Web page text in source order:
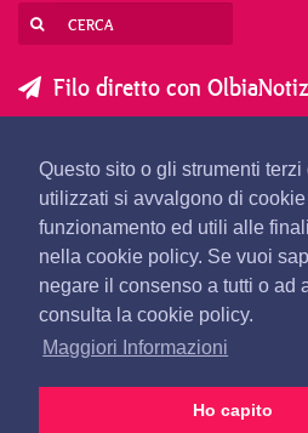
Questo sito o gli strumenti terzi
utilizzati si avvalgono di cookie
funzionamento ed utili alle
nella cookie policy. Se vuoi
negare il consenso a tutti o ad
consulta la cookie policy.
Maggiori Informazioni
Ho capito
Filo diretto con
SEGNALA UNA NOTIZIA
SEGNALA UN EVENTO
redazione@olbianotizie.it